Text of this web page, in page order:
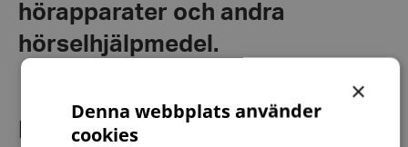
hörapparater och andra
hörselhjälpmedel.
Möjlighet att ställa frågor.
×
Denna webbplats använder
cookies